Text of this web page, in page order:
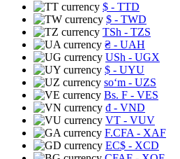
$ - TTD
$ - TWD
TSh - TZS
₴ - UAH
USh - UGX
$ - UYU
soʻm - UZS
Bs. F - VES
₫ - VND
VT - VUV
F.CFA - XAF
EC$ - XCD